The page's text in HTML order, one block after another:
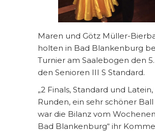
Maren und Götz Müller-
holten in Bad Blankenburg
Turnier am Saalebogen den
den Senioren III S Standard.
„2 Finals, Standard und Latein,
Runden, ein sehr schöner Ball
war die Bilanz vom
Bad Blankenburg“ ihr